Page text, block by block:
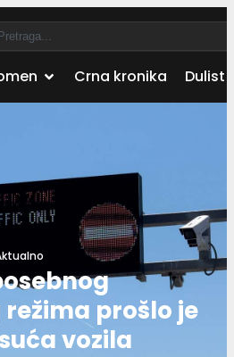
Crna kronika Dulist
prošlo je
vozila